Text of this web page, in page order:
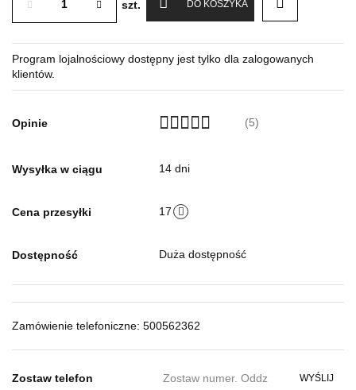
szt. DO KOSZYKA
Program lojalnościowy dostępny jest tylko dla zalogowanych
klientów.
Opinie (5)
Wysyłka w ciągu 14 dni
Cena przesyłki 17
Dostępność Duża dostępność
Zamówienie telefoniczne: 500562362
Zostaw telefon WYŚLIJ